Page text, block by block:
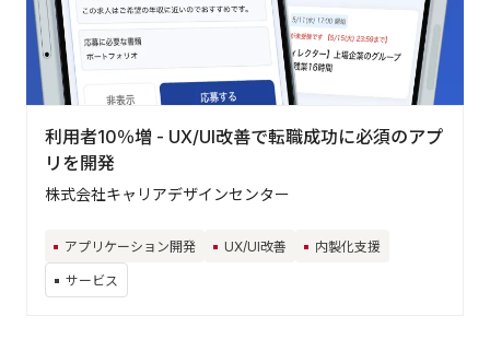
利用者10％増 - UX/UI改善で転職成功に必須のアプ
リを開発
株式会社キャリアデザインセンター
アプリケーション開発 UX/UI改善 内製化支援
サービス